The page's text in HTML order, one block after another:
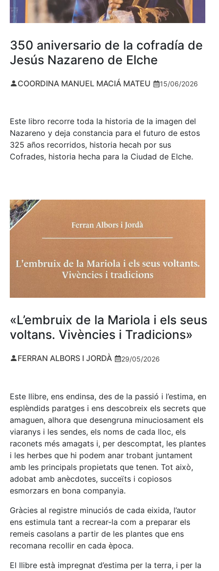
350 aniversario de la cofradía de
Jesús Nazareno de Elche
COORDINA MANUEL MACIÁ MATEU 15/06/2026
Este libro recorre toda la historia de la imagen del
Nazareno y deja constancia para el futuro de estos
325 años recorridos, historia hecah por sus
Cofrades, historia hecha para la Ciudad de Elche.
«L’embruix de la Mariola i els seus
voltans. Vivències i Tradicions»
FERRAN ALBORS I JORDÀ 29/05/2026
Este llibre, ens endinsa, des de la passió i l’estima, en
esplèndids paratges i ens descobreix els secrets que
amaguen, alhora que desengruna minuciosament els
viaranys i les sendes, els noms de cada lloc, els
raconets més amagats i, per descomptat, les plantes
i les herbes que hi podem anar trobant juntament
amb les principals propietats que tenen. Tot això,
adobat amb anècdotes, succeïts i copiosos
esmorzars en bona companyia.
Gràcies al registre minuciós de cada eixida, l’autor
ens estimula tant a recrear-la com a preparar els
remeis casolans a partir de les plantes que ens
recomana recollir en cada època.
El llibre està impregnat d’estima per la terra, i per la